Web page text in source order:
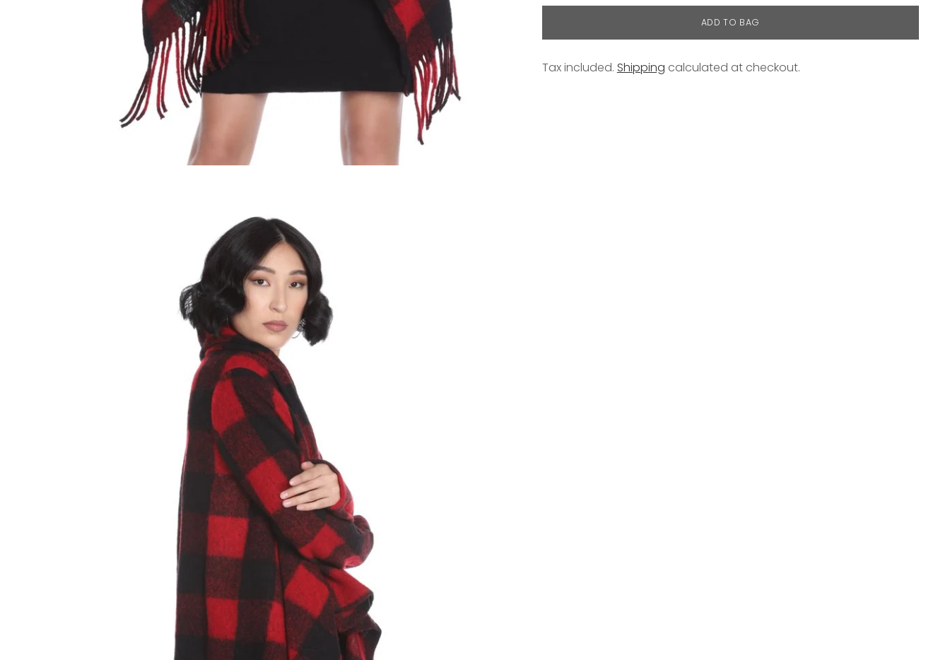
ADD TO BAG
Tax included. Shipping calculated at checkout.